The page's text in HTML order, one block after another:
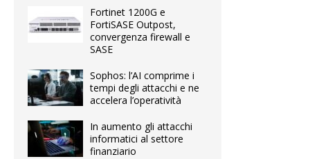
Fortinet 1200G e
FortiSASE Outpost,
convergenza firewall e
SASE
Sophos: l’AI comprime i
tempi degli attacchi e ne
accelera l’operatività
In aumento gli attacchi
informatici al settore
finanziario